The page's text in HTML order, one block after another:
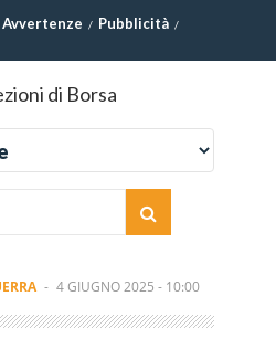
Avvertenze
Pubblicità
- 4 GIUGNO 2025 - 10:00